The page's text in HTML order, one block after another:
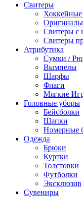
Свитеры
Свитеры с
Свитеры
Атрибутика
Сумки /
Вымпелы
Шарфы
Флаги
Мягкие
Головные уборы
Бейсболки
Шапки
Номерные
Одежда
Брюки
Куртки
Толстовки
Футболки
Эксклюзив
Сувениры